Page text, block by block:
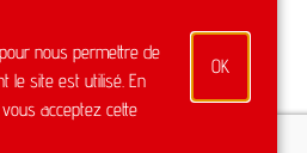
nous permettre de
le site est utilisé. En
acceptez cette
OK